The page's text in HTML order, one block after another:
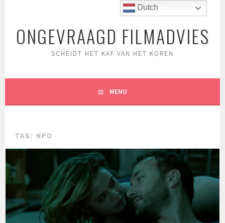
inhoudONGEVRAAGD FILMADVIES
SCHEIDT HET KAF VAN HET KOREN
MENU
TAG: NPO
Dutch